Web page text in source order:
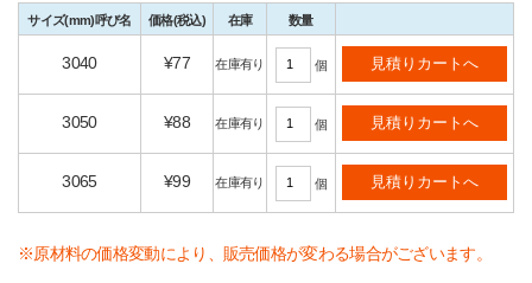
サイズ(mm)呼び名 価格(税込) 在庫 数量
3040 ¥77 在庫有り 個
3050 ¥88 在庫有り 個
3065 ¥99 在庫有り 個
※原材料の価格変動により、販売価格が変わる場合がございます。